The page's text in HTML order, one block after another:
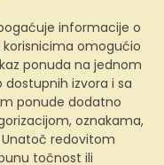
informacije o
omogućio
ponuda na jednom
izvora i sa
ponude dodatno
oznakama,
redovitom
točnost ili